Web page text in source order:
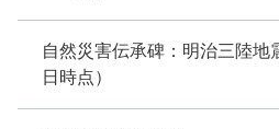
自然災害伝承碑：明治三陸地
日時点）